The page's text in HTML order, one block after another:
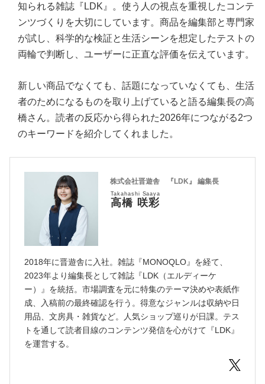
知られる雑誌『LDK』。使う人の視点を重視したコンテ
ンツづくりを大切にしています。商品を編集部と専門家
が試し、科学的な検証と生活シーンを想定したテストの
両輪で判断し、ユーザーに正直な評価を伝えています。
新しい商品でなくても、話題になっていなくても、生活
者のためになるものを取り上げていると語る編集長の高
橋さん。読者の反応から得られた2026年につながる2つ
のキーワードを紹介してくれました。
株式会社晋遊舎 『LDK』 編集長
高橋 咲彩
Takahashi Saaya
2018年に晋遊舎に入社。雑誌『MONOQLO』を経て、
2023年より編集長として雑誌『LDK（エルディーケ
ー）』を統括。市場調査を元に特集のテーマ決めや表紙作
成、入稿前の最終確認を行う。得意なジャンルは収納や日
用品、文房具・雑貨など。人気ショップ巡りが日課。テス
トを通して読者目線のコンテンツ発信を心がけて『LDK』
を運営する。